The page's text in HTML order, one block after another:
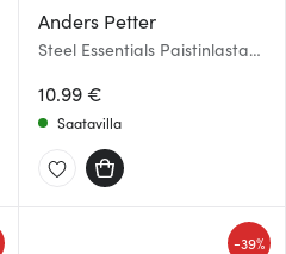
Anders Petter
Steel Essentials Paistinlasta
10.99 €
Saatavilla
-39%